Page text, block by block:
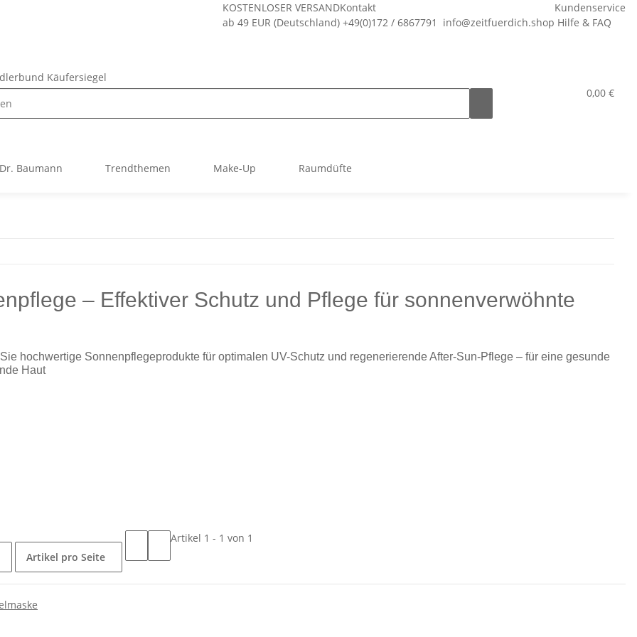
Kundenservice
Hilfe & FAQ
Kontakt
+49(0)172 / 6867791
info@zeitfuerdich.shop
KOSTENLOSER VERSAND
ab 49 EUR (Deutschland)
0,00 €
Dr. Baumann Trendthemen Make-Up Raumdüfte
– Effektiver Schutz und Pflege für sonnenverwöhnte
hochwertige Sonnenpflegeprodukte für optimalen UV-Schutz und regenerierende After-Sun-Pflege – für eine gesunde
Haut
Artikel pro Seite
Artikel 1 - 1 von 1